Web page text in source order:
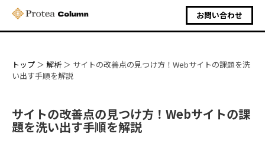
お問い合わせ
トップ 解析
サイトの改善点の見つけ方！Webサイトの課題を洗
い出す手順を解説
サイトの改善点の見つけ方！Webサイトの課
題を洗い出す手順を解説